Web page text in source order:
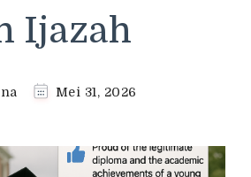
Ijazah
Mei 31, 2026